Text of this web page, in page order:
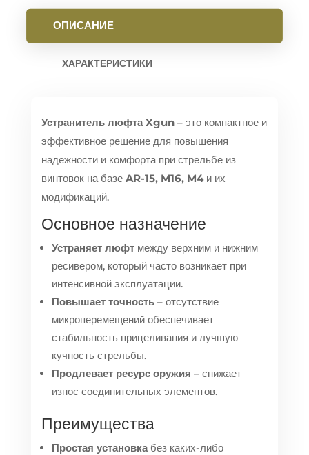
ЧЕРНЫЙ
ОПИСАНИЕ
ХАРАКТЕРИСТИКИ
Устранитель люфта Xgun– это компактное и
эффективное решение для повышения
надежности и комфорта при стрельбе из
винтовок на базе AR-15, M16, M4и их
модификаций.
Основное назначение
Устраняет люфтмежду верхним и нижним
ресивером, который часто возникает при
интенсивной эксплуатации.
Повышает точность– отсутствие
микроперемещений обеспечивает
стабильность прицеливания и лучшую
кучность стрельбы.
Продлевает ресурс оружия – снижает
износ соединительных элементов.
Преимущества
Простая установкабез каких-либо